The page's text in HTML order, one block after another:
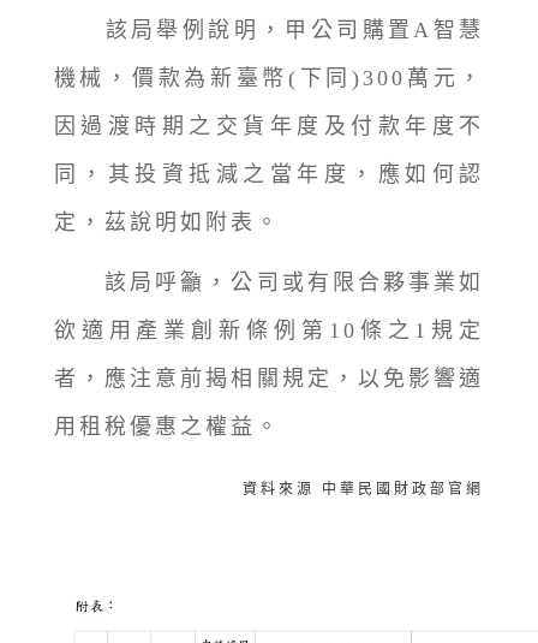
該局舉例說明，甲公司購置A智慧
機械，價款為新臺幣(下同)300萬元，
因過渡時期之交貨年度及付款年度不
同，其投資抵減之當年度，應如何認
定，茲說明如附表。
該局呼籲，公司或有限合夥事業如
欲適用產業創新條例第10條之1規定
者，應注意前揭相關規定，以免影響適
用租稅優惠之權益。
資料來源 中華民國財政部官網